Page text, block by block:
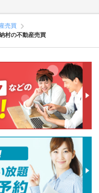
売買
村の不動産売買